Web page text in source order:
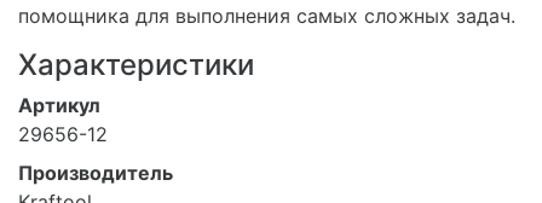
помощника для выполнения самых сложных задач.
Характеристики
Артикул
29656-12
Производитель